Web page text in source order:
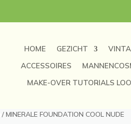
HOME GEZICHT
ACCESSOIRES
MAKE-OVER TUTORIALS
/ MINERALE FOUNDATION COOL NUDE